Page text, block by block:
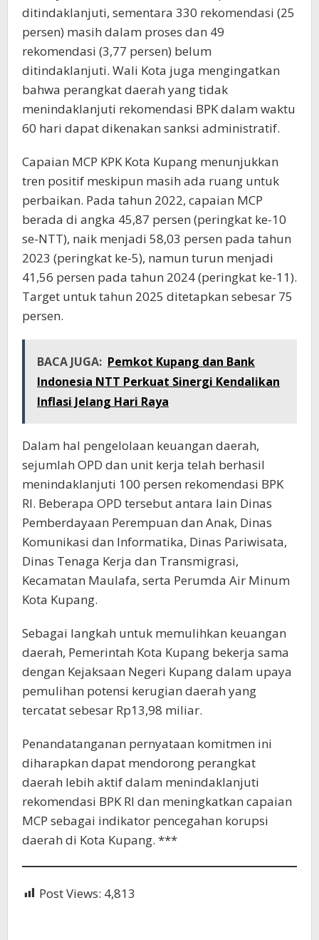
ditindaklanjuti, sementara 330 rekomendasi (25
persen) masih dalam proses dan 49
rekomendasi (3,77 persen) belum
ditindaklanjuti. Wali Kota juga mengingatkan
bahwa perangkat daerah yang tidak
menindaklanjuti rekomendasi BPK dalam waktu
60 hari dapat dikenakan sanksi administratif.
Capaian MCP KPK Kota Kupang menunjukkan
tren positif meskipun masih ada ruang untuk
perbaikan. Pada tahun 2022, capaian MCP
berada di angka 45,87 persen (peringkat ke-10
se-NTT), naik menjadi 58,03 persen pada tahun
2023 (peringkat ke-5), namun turun menjadi
41,56 persen pada tahun 2024 (peringkat ke-11).
Target untuk tahun 2025 ditetapkan sebesar 75
persen.
BACA JUGA: Pemkot Kupang dan Bank
Indonesia NTT Perkuat Sinergi Kendalikan
Inflasi Jelang Hari Raya
Dalam hal pengelolaan keuangan daerah,
sejumlah OPD dan unit kerja telah berhasil
menindaklanjuti 100 persen rekomendasi BPK
RI. Beberapa OPD tersebut antara lain Dinas
Pemberdayaan Perempuan dan Anak, Dinas
Komunikasi dan Informatika, Dinas Pariwisata,
Dinas Tenaga Kerja dan Transmigrasi,
Kecamatan Maulafa, serta Perumda Air Minum
Kota Kupang.
Sebagai langkah untuk memulihkan keuangan
daerah, Pemerintah Kota Kupang bekerja sama
dengan Kejaksaan Negeri Kupang dalam upaya
pemulihan potensi kerugian daerah yang
tercatat sebesar Rp13,98 miliar.
Penandatanganan pernyataan komitmen ini
diharapkan dapat mendorong perangkat
daerah lebih aktif dalam menindaklanjuti
rekomendasi BPK RI dan meningkatkan capaian
MCP sebagai indikator pencegahan korupsi
daerah di Kota Kupang. ***
Post Views: 4,813